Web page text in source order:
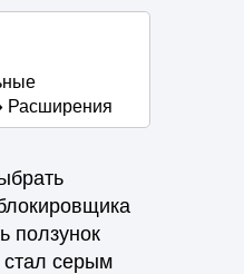
ползунок
стал серым